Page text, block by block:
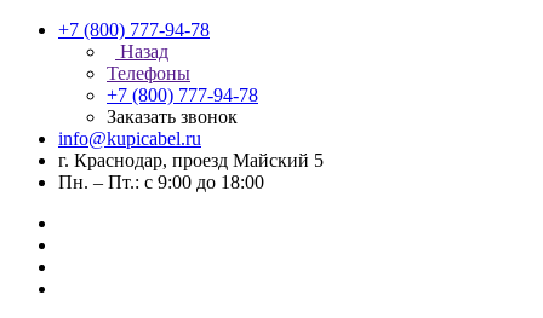
+7 (800) 777-94-78
Назад
Телефоны
+7 (800) 777-94-78
Заказать звонок
info@kupicabel.ru
г. Краснодар, проезд Майский 5
Пн. – Пт.: с 9:00 до 18:00